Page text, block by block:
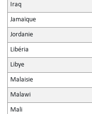
Iraq
Jamaïque
Jordanie
Libéria
Libye
Malaisie
Malawi
Mali